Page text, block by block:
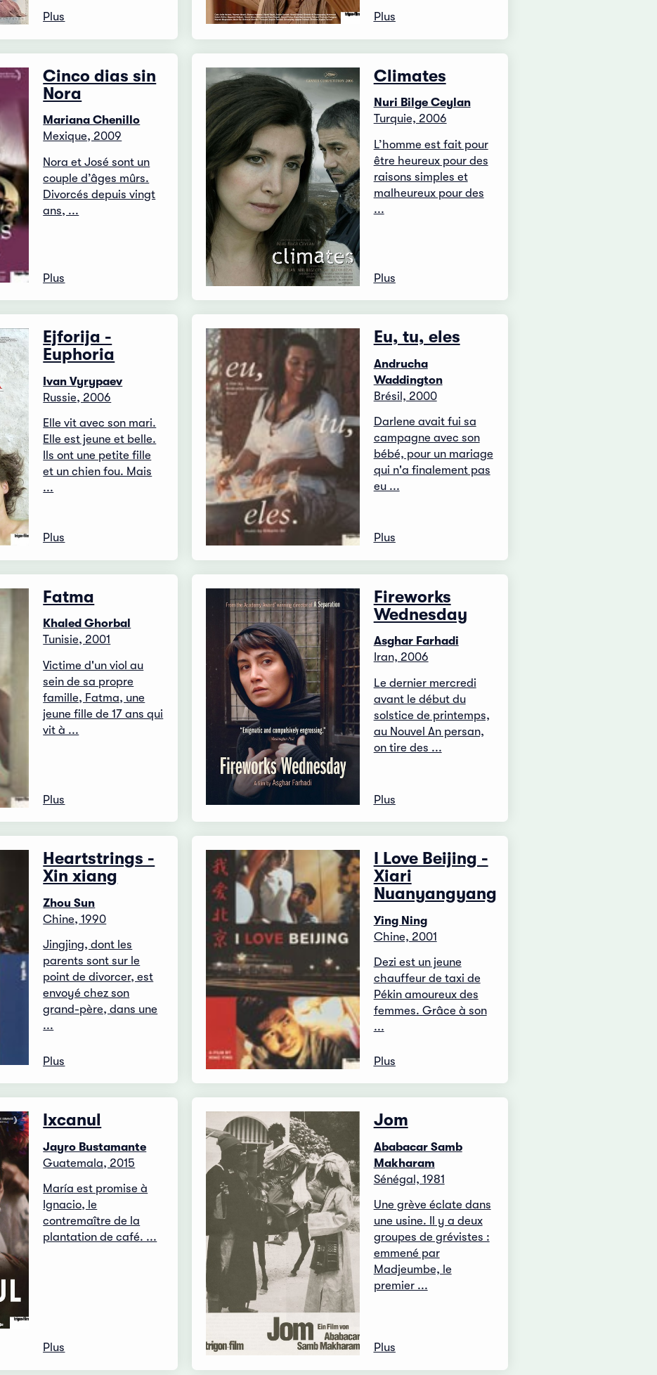
Plus Plus
Cinco dias sin
Nora
Mariana Chenillo
Mexique, 2009
Nora et José sont un
couple d’âges mûrs.
Divorcés depuis vingt
ans, ...
Plus
Climates
Nuri Bilge Ceylan
Turquie, 2006
L’homme est fait pour
être heureux pour des
raisons simples et
malheureux pour des
...
Plus
Ejforija -
Euphoria
Ivan Vyrypaev
Russie, 2006
Elle vit avec son mari.
Elle est jeune et belle.
Ils ont une petite fille
et un chien fou. Mais
...
Plus
Eu, tu, eles
Andrucha
Waddington
Brésil, 2000
Darlene avait fui sa
campagne avec son
bébé, pour un mariage
qui n'a finalement pas
eu ...
Plus
Fatma
Khaled Ghorbal
Tunisie, 2001
Victime d'un viol au
sein de sa propre
famille, Fatma, une
jeune fille de 17 ans qui
vit à ...
Plus
Fireworks
Wednesday
Asghar Farhadi
Iran, 2006
Le dernier mercredi
avant le début du
solstice de printemps,
au Nouvel An persan,
on tire des ...
Plus
Heartstrings -
Xin xiang
Zhou Sun
Chine, 1990
Jingjing, dont les
parents sont sur le
point de divorcer, est
envoyé chez son
grand-père, dans une
...
Plus
I Love Beijing -
Xiari
Nuanyangyang
Ying Ning
Chine, 2001
Dezi est un jeune
chauffeur de taxi de
Pékin amoureux des
femmes. Grâce à son
...
Plus
Ixcanul
Jayro Bustamante
Guatemala, 2015
María est promise à
Ignacio, le
contremaître de la
plantation de café. ...
Plus
Jom
Ababacar Samb
Makharam
Sénégal, 1981
Une grève éclate dans
une usine. Il y a deux
groupes de grévistes :
emmené par
Madjeumbe, le
premier ...
Plus